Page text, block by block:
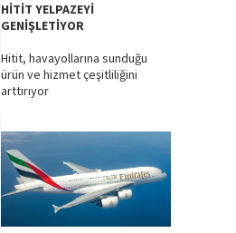
HİTİT YELPAZEYİ
GENİŞLETİYOR
Hitit, havayollarına sunduğu
ürün ve hizmet çeşitliliğini
arttırıyor